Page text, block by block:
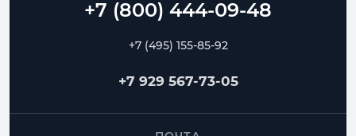
+7 (495) 155-85-92
+7 929 567-73-05